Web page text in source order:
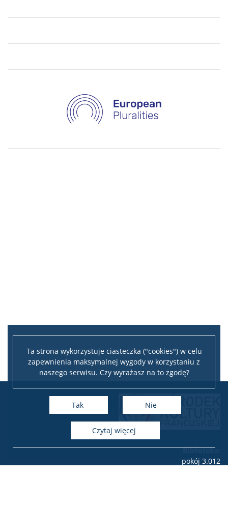
Ta strona wykorzystuje ciasteczka ("cookies") w celu
zapewnienia maksymalnej wygody w korzystaniu z
naszego serwisu. Czy wyrażasz na to zgodę?
Tak Nie
czytaj więcej
Biblioteka:
pokój 3.012